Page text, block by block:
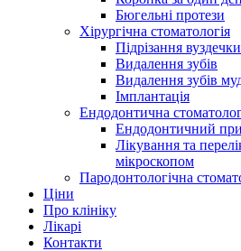
Бюгельні протези
Хірургічна стоматологія
Підрізання вуздечки
Видалення зубів
Видалення зубів
Імплантація
Ендодонтична
Ендодонтичний
Лікування та
мікроскопом
Пародонтологічна
Ціни
Про клініку
Лікарі
Контакти